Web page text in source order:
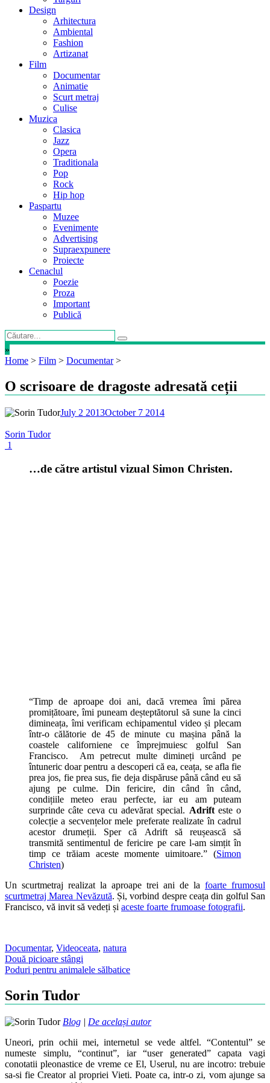
Design
Arhitectura
Ambiental
Fashion
Artizanat
Film
Documentar
Animatie
Scurt metraj
Culise
Muzica
Clasica
Jazz
Opera
Traditionala
Pop
Rock
Hip hop
Paspartu
Muzee
Evenimente
Advertising
Supraexpunere
Proiecte
Cenaclul
Poezie
Proza
Important
Publică
»
Home > Film > Documentar >
O scrisoare de dragoste adresată ceții
July 2 2013October 7 2014
Sorin Tudor
1
…de către artistul vizual Simon Christen.
“Timp de aproape doi ani, dacă vremea îmi părea
promițătoare, îmi puneam deșteptătorul să sune la cinci
dimineața, îmi verificam echipamentul video și plecam
într-o călătorie de 45 de minute cu mașina până la
coastele californiene ce împrejmuiesc golful San
Francisco. Am petrecut multe dimineți urcând pe
întuneric doar pentru a descoperi că ea, ceața, se afla fie
prea jos, fie prea sus, fie deja dispăruse până când eu să
ajung pe culme. Din fericire, din când în când,
condițiile meteo erau perfecte, iar eu am puteam
surprinde câte ceva cu adevărat special. Adrifteste o
colecție a secvențelor mele preferate realizate în cadrul
acestor drumeții. Sper că Adrift să reușească să
transmită sentimentul de fericire pe care l-am simțit în
timp ce trăiam aceste momente uimitoare.” (Simon
Christen)
Un scurtmetraj realizat la aproape trei ani de la foarte frumosul
scurtmetraj Marea Nevăzută. Și, vorbind despre ceața din golful San
Francisco, vă invit să vedeți și aceste foarte frumoase fotografii.
Documentar, Videoceata, natura
Post
navigation
Două picioare stângi
Poduri pentru animalele sălbatice
Sorin Tudor
Blog | De același autor
Uneori, prin ochii mei, internetul se vede altfel. “Contentul” se
numeste simplu, “continut”, iar “user generated” capata vagi
conotatii pleonastice de vreme ce El, Userul, nu are incotro: trebuie
sa-si fie Creator al propriei Vieti. Poate ca, intr-o zi, vom ajunge sa